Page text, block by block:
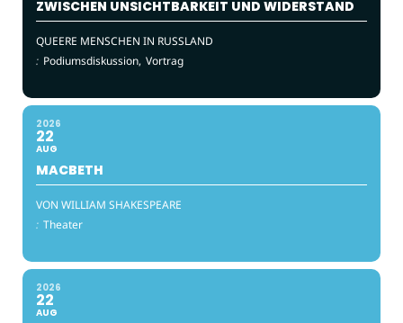
ZWISCHEN UNSICHTBARKEIT UND WIDERSTAND
QUEERE MENSCHEN IN RUSSLAND
: Podiumsdiskussion, Vortrag
2026
22
AUG
MACBETH
VON WILLIAM SHAKESPEARE
: Theater
2026
22
AUG